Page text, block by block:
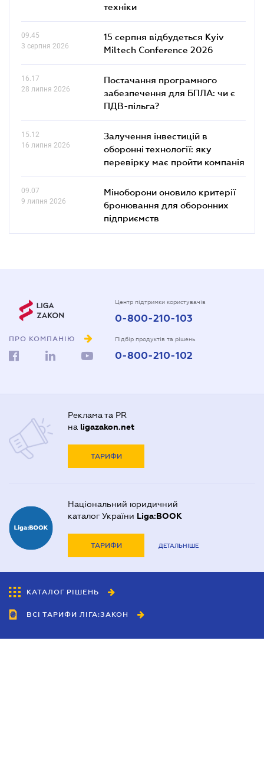
техніки
09.45
3 серпня 2026
15 серпня відбудеться Kyiv
Miltech Conference 2026
16.17
28 липня 2026
Постачання програмного
забезпечення для БПЛА: чи є
ПДВ-пільга?
15.12
16 липня 2026
Залучення інвестицій в
оборонні технології: яку
перевірку має пройти компанія
09.07
9 липня 2026
Міноборони оновило критерії
бронювання для оборонних
підприємств
ПРО КОМПАНІЮ
Центр підтримки користувачів
0-800-210-103
Підбір продуктів та рішень
0-800-210-102
Реклама та PR
на ligazakon.net
ТАРИФИ
Національний юридичний
каталог України Liga:BOOK
ТАРИФИ ДЕТАЛЬНІШЕ
КАТАЛОГ РІШЕНЬ
ВСІ ТАРИФИ ЛІГА:ЗАКОН